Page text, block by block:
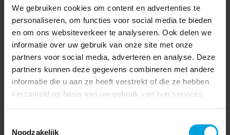
We gebruiken cookies om content en advertenties te
personaliseren, om functies voor social media te bieden
en om ons websiteverkeer te analyseren. Ook delen we
informatie over uw gebruik van onze site met onze
partners voor social media, adverteren en analyse. Deze
partners kunnen deze gegevens combineren met andere
informatie die u aan ze heeft verstrekt of die ze hebben
verzameld op basis van uw gebruik van hun services.
Noodzakelijk